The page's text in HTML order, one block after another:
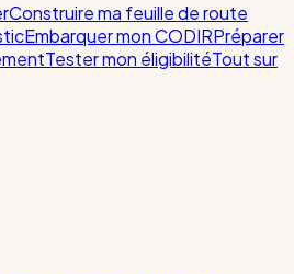
Construire ma feuille de route
Embarquer mon CODIRPréparer
Tester mon éligibilitéTout sur